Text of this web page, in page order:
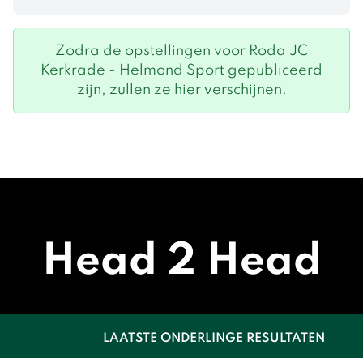
Zodra de opstellingen voor Roda JC
Kerkrade - Helmond Sport gepubliceerd
zijn, zullen ze hier verschijnen.
Head 2 Head
LAATSTE ONDERLINGE RESULTATEN